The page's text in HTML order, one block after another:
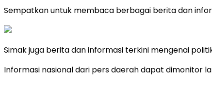
Sempatkan untuk membaca berbagai berita dan
Simak juga berita dan informasi terkini mengenai
Informasi nasional dari pers daerah dapat dimonitor